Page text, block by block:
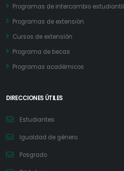
Programas de intercambio estudiantil
Programas de extensión
Cursos de extensión
Programa de becas
Programas académicos
DIRECCIONES ÚTILES
Estudiantes
Igualdad de género
Posgrado